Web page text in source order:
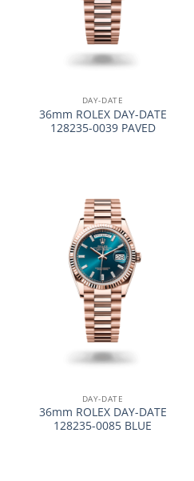
DAY-DATE
36mm ROLEX DAY-DATE
128235-0039 PAVED
DAY-DATE
36mm ROLEX DAY-DATE
128235-0085 BLUE